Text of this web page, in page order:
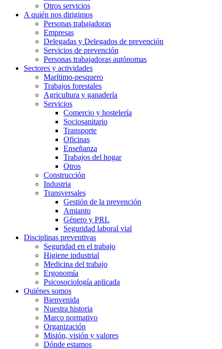
Otros servicios
A quién nos dirigimos
Personas trabajadoras
Empresas
Delegadas y Delegados de prevención
Servicios de prevención
Personas trabajadoras autónomas
Sectores y actividades
Marítimo-pesquero
Trabajos forestales
Agricultura y ganadería
Servicios
Comercio y hostelería
Sociosanitario
Transporte
Oficinas
Enseñanza
Trabajos del hogar
Otros
Construcción
Industria
Transversales
Gestión de la prevención
Amianto
Género y PRL
Seguridad laboral vial
Disciplinas preventivas
Seguridad en el trabajo
Higiene industrial
Medicina del trabajo
Ergonomía
Psicosociología aplicada
Quiénes somos
Bienvenida
Nuestra historia
Marco normativo
Organización
Misión, visión y valores
Dónde estamos